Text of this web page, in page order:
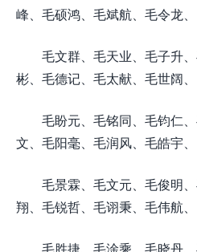
峰、毛硕鸿、毛斌航、毛令龙、
毛文群、毛天业、毛子升
彬、毛德记、毛太献、毛世阔、
毛盼元、毛铭同、毛钧仁
文、毛阳毫、毛润风、毛皓宇、
毛景霖、毛文元、毛俊明
翔、毛锐哲、毛诩秉、毛伟航、
毛胜捷、毛淦乘、毛晓丹